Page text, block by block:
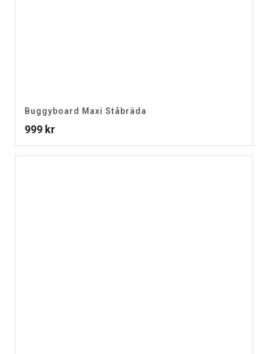
Buggyboard Maxi Ståbräda
999 kr